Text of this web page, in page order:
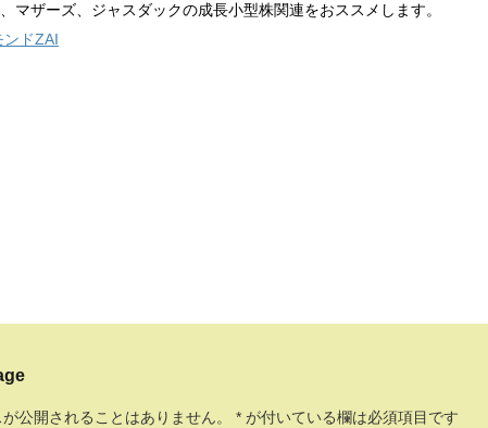
マザーズ、ジャスダックの成長小型株関連をおススメします。
ンドZAI
公開されることはありません。 * が付いている欄は必須項目です